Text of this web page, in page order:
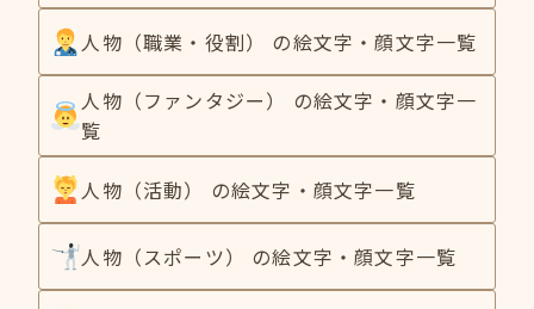
人物（職業・役割） の絵文字・顔文字一覧
人物（ファンタジー） の絵文字・顔文字一
覧
人物（活動） の絵文字・顔文字一覧
人物（スポーツ） の絵文字・顔文字一覧